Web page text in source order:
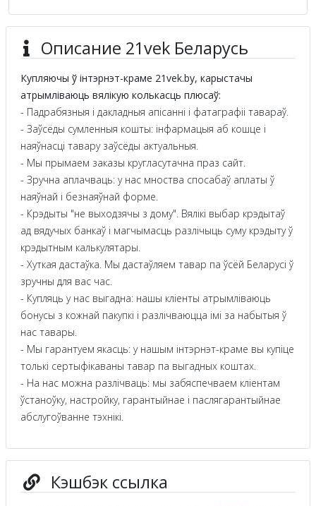
Описание 21vek Беларусь
Купляючы ў інтэрнэт-краме 21vek.by, карыстачы
атрымліваюць вялікую колькасць плюсаў:
- Падрабязныя і дакладныя апісанні і фатаграфіі тавараў.
- Заўсёды сумленныя кошты: інфармацыя аб кошце і
наяўнасці тавару заўсёды актуальныя.
- Мы прымаем заказы кругласутачна праз сайт.
- Зручна аплачваць: у нас мноства спосабаў аплаты ў
наяўнай і безнаяўнай форме.
- Крэдыты "не выходзячы з дому". Вялікі выбар крэдытаў
ад вядучых банкаў і магчымасць разлічыць суму крэдыту ў
крэдытным калькулятары.
- Хуткая дастаўка. Мы дастаўляем тавар па ўсёй Беларусі ў
зручны для вас час.
- Купляць у нас выгадна: нашы кліенты атрымліваюць
бонусы з кожнай пакупкі і разлічваюцца імі за набытыя ў
нас тавары.
- Мы гарантуем якасць: у нашым інтэрнэт-краме вы купіце
толькі сертыфікаваны тавар па выгадных коштах.
- На нас можна разлічваць: мы забяспечваем кліентам
ўстаноўку, настройку, гарантыйнае і паслягарантыйнае
абслугоўванне тэхнікі.
Кэшбэк ссылка